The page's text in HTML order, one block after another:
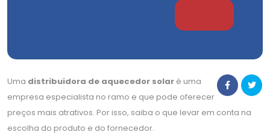
Uma distribuidora de aquecedor solar é uma
empresa especialista no ramo e que pode oferecer
preços mais atrativos. Por isso, saiba o que levar em conta na
escolha do produto e do fornecedor.